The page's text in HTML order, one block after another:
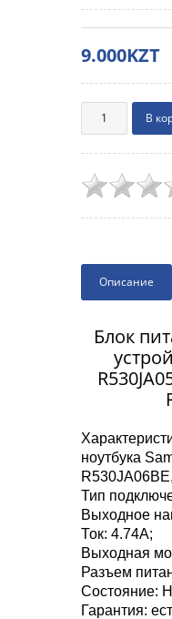
9.000KZT
Описание
Блок
ноутбука
Тип
Выходное
Ток: 4.74A;
Выходная
Разъем
Состояние:
Гарантия: